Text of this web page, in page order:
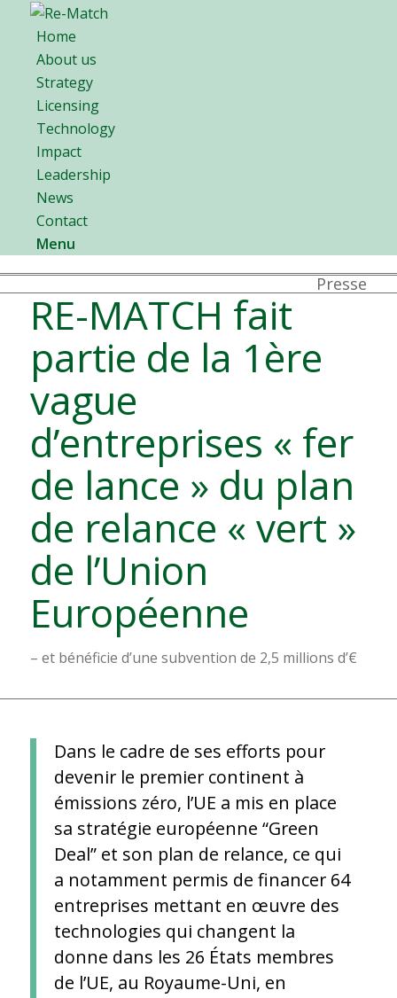
Home
About us
Strategy
Licensing
Technology
Impact
Leadership
News
Contact
Menu
Presse
RE-MATCH fait
partie de la 1ère
vague
d’entreprises « fer
de lance » du plan
de relance « vert »
de l’Union
Européenne
– et bénéficie d’une subvention de 2,5 millions d’€
Dans le cadre de ses efforts pour
devenir le premier continent à
émissions zéro, l’UE a mis en place
sa stratégie européenne “Green
Deal” et son plan de relance, ce qui
a notamment permis de financer 64
entreprises mettant en œuvre des
technologies qui changent la
donne dans les 26 États membres
de l’UE, au Royaume-Uni, en